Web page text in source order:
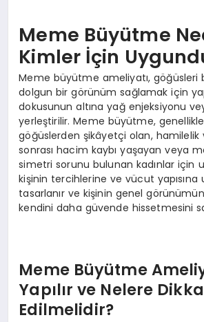
Meme Büyütme
Kimler İçin
Meme büyütme ameliyatı, göğüsleri
dolgun bir görünüm sağlamak için
dokusunun altına yağ enjeksiyonu
yerleştirilir. Meme büyütme,
göğüslerden şikâyetçi olan, hamilelik
sonrası hacim kaybı yaşayan veya
simetri sorunu bulunan kadınlar için
kişinin tercihlerine ve vücut yapısına
tasarlanır ve kişinin genel
kendini daha güvende hissetmesini
Meme Büyütme
Yapılır ve Nelere
Edilmelidir?